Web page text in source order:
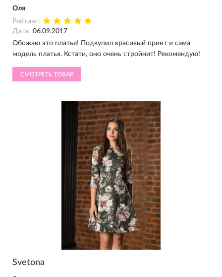
Оля
Рейтинг:
Дата: 06.09.2017
Обожаю это платье! Подкупил красивый принт и сама
модель платья. Кстати, оно очень стройнит! Рекомендую!
СМОТРЕТЬ ТОВАР
Svetona